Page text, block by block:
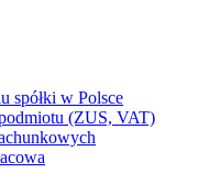
spółki w Polsce
(ZUS, VAT)